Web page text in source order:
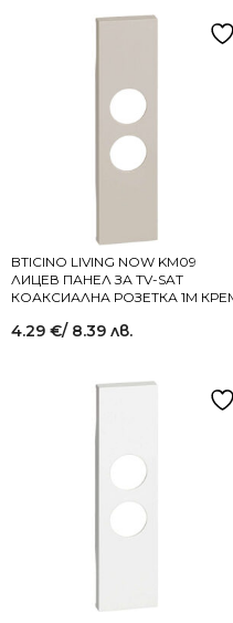
BTICINO LIVING NOW KM09
ЛИЦЕВ ПАНЕЛ ЗА TV-SAT
КОАКСИАЛНА РОЗЕТКА 1M
4.29 €/ 8.39 лв.